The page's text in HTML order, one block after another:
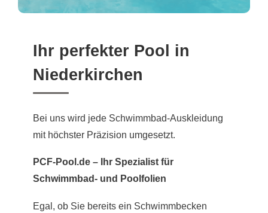
Ihr perfekter Pool in
Niederkirchen
Bei uns wird jede Schwimmbad-Auskleidung
mit höchster Präzision umgesetzt.
PCF-Pool.de – Ihr Spezialist für
Schwimmbad- und Poolfolien
Egal, ob Sie bereits ein Schwimmbecken